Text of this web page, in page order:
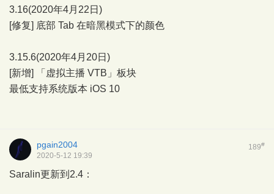
3.16(2020年4月22日)
[修复] 底部 Tab 在暗黑模式下的颜色
3.15.6(2020年4月20日)
[新增] 「虚拟主播 VTB」板块
最低支持系统版本 iOS 10
189#
pgain2004
2020-5-12 19:39
Saralin更新到2.4：